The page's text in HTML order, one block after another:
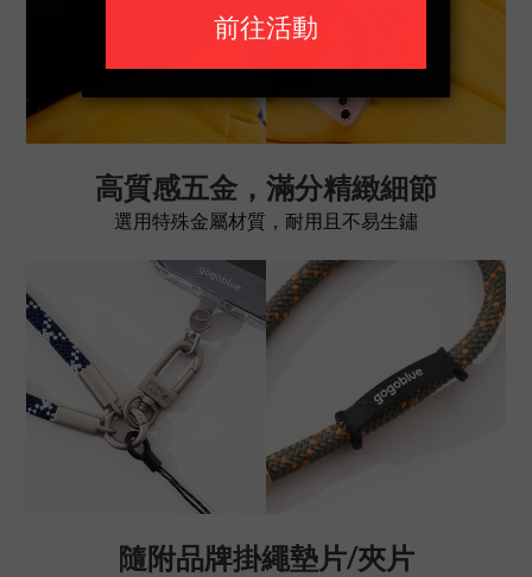
高質感五金，滿分精緻細節
選用特殊金屬材質，耐用且不易生鏽
隨附品牌掛繩墊片/夾片